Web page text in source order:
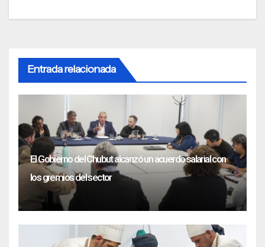
Entrada relacionada
El Gobierno del Chubut alcanzó un acuerdo salarial con
los gremios del sector